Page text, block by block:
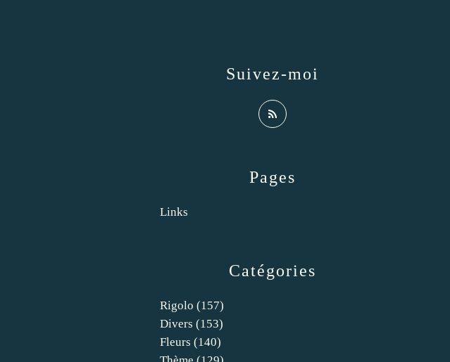
Catégories
Rigolo (157)
Divers (153)
Fleurs (140)
Pages
Links
Suivez-moi